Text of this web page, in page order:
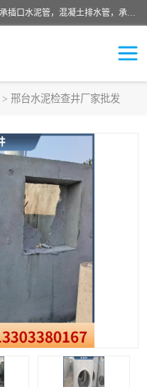
衡水宁瑞建材有限公司批量供应：水泥管、承插口水泥管，混凝土排水管，承插口水泥管，企口水泥管，钢承口水泥管，顶管，平口水泥管，水泥检查井，混凝土检查井，预制混凝土检查井，矩形检查井，圆形检查井等产品。
> 邢台水泥检查井厂家批发
水泥管
矩形检查井
预制混凝土检查井
钢承口水泥管